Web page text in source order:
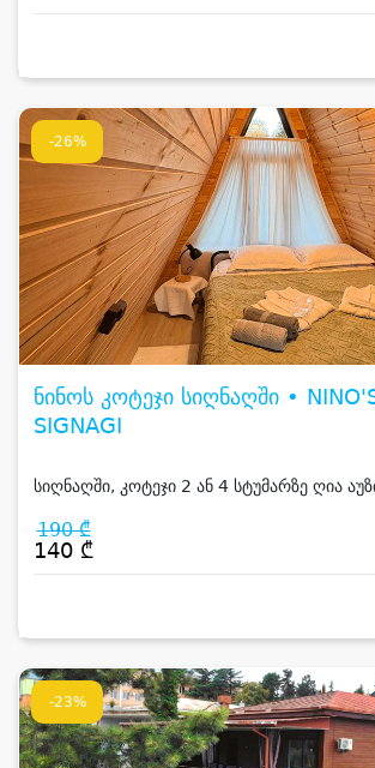
-26%
ნინოს კოტეჯი სიღნაღში •
SIGNAGI
სიღნაღში, კოტეჯი 2 ან 4 სტუმარზე ღია
190 ₾
140 ₾
-23%